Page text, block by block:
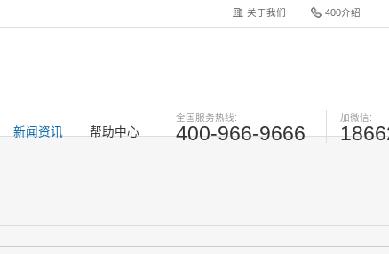
关于我们 400介绍
新闻资讯 帮助中心
全国服务热线:
400-966-9666
加微信: